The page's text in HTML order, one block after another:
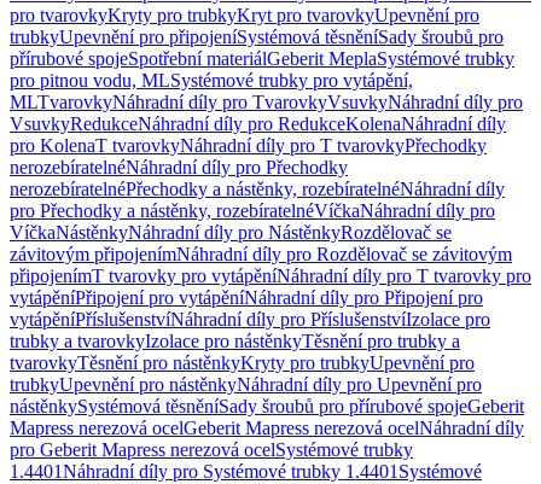
pro tvarovkyKryty pro trubkyKryt pro tvarovkyUpevnění pro
trubkyUpevnění pro připojeníSystémová těsněníSady šroubů pro
přírubové spojeSpotřební materiálGeberit MeplaSystémové trubky
pro pitnou vodu, MLSystémové trubky pro vytápění,
MLTvarovkyNáhradní díly pro TvarovkyVsuvkyNáhradní díly pro
VsuvkyRedukceNáhradní díly pro RedukceKolenaNáhradní díly
pro KolenaT tvarovkyNáhradní díly pro T tvarovkyPřechodky
nerozebíratelnéNáhradní díly pro Přechodky
nerozebíratelnéPřechodky a nástěnky, rozebíratelnéNáhradní díly
pro Přechodky a nástěnky, rozebíratelnéVíčkaNáhradní díly pro
VíčkaNástěnkyNáhradní díly pro NástěnkyRozdělovač se
závitovým připojenímNáhradní díly pro Rozdělovač se závitovým
připojenímT tvarovky pro vytápěníNáhradní díly pro T tvarovky pro
vytápěníPřipojení pro vytápěníNáhradní díly pro Připojení pro
vytápěníPříslušenstvíNáhradní díly pro PříslušenstvíIzolace pro
trubky a tvarovkyIzolace pro nástěnkyTěsnění pro trubky a
tvarovkyTěsnění pro nástěnkyKryty pro trubkyUpevnění pro
trubkyUpevnění pro nástěnkyNáhradní díly pro Upevnění pro
nástěnkySystémová těsněníSady šroubů pro přírubové spojeGeberit
Mapress nerezová ocelGeberit Mapress nerezová ocelNáhradní díly
pro Geberit Mapress nerezová ocelSystémové trubky
1.4401Náhradní díly pro Systémové trubky 1.4401 Systémové